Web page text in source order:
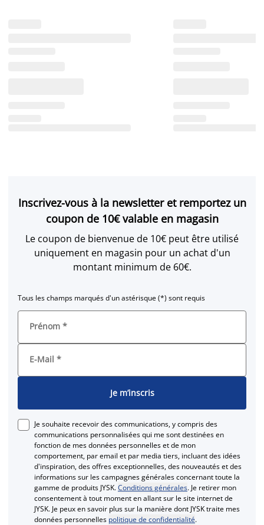
Inscrivez-vous à la newsletter et remportez un
coupon de 10€ valable en magasin
Le coupon de bienvenue de 10€ peut être utilisé
uniquement en magasin pour un achat d'un
montant minimum de 60€.
Tous les champs marqués d'un astérisque (*) sont requis
Prénom *
E-Mail *
Je m’inscris
Je souhaite recevoir des communications, y compris des
communications personnalisées qui me sont destinées en
fonction de mes données personnelles et de mon
comportement, par email et par media tiers, incluant des idées
d'inspiration, des offres exceptionnelles, des nouveautés et des
informations sur les campagnes générales concernant toute la
gamme de produits JYSK.Conditions générales. Je retirer mon
consentement à tout moment en allant sur le site internet de
JYSK. Je peux en savoir plus sur la manière dont JYSK traite mes
données personnelles politique de confidentialité.